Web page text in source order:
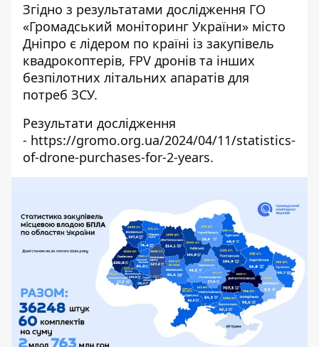
Згідно з результатами дослідження ГО
«Громадський моніторинг України» місто
Дніпро є лідером по країні із закупівель
квадрокоптерів, FPV дронів та інших
безпілотних літальних апаратів для
потреб ЗСУ.
Результати дослідження
- https://gromo.org.ua/2024/04/11/statistics-
of-drone-purchases-for-2-years.